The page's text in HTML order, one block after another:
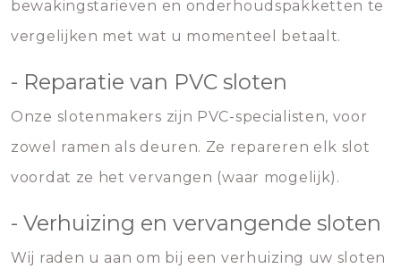
bewakingstarieven en onderhoudspakketten te
vergelijken met wat u momenteel betaalt.
- Reparatie van PVC sloten
Onze slotenmakers zijn PVC-specialisten, voor
zowel ramen als deuren. Ze repareren elk slot
voordat ze het vervangen (waar mogelijk).
- Verhuizing en vervangende sloten
Wij raden u aan om bij een verhuizing uw sloten